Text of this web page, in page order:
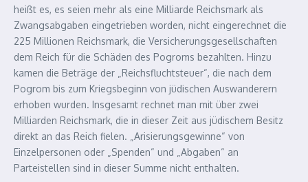
heißt es, es seien mehr als eine Milliarde Reichsmark als
Zwangsabgaben eingetrieben worden, nicht eingerechnet die
225 Millionen Reichsmark, die Versicherungsgesellschaften
dem Reich für die Schäden des Pogroms bezahlten. Hinzu
kamen die Beträge der „Reichsfluchtsteuer“, die nach dem
Pogrom bis zum Kriegsbeginn von jüdischen Auswanderern
erhoben wurden. Insgesamt rechnet man mit über zwei
Milliarden Reichsmark, die in dieser Zeit aus jüdischem Besitz
direkt an das Reich fielen. „Arisierungsgewinne“ von
Einzelpersonen oder „Spenden“ und „Abgaben“ an
Parteistellen sind in dieser Summe nicht enthalten.